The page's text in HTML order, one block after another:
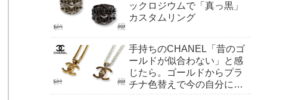
ックロジウムで「真っ黒」
カスタムリング
手持ちのCHANEL「昔のゴ
ールドが似合わない」と感
じたら。ゴールドからプラ
チナ色替えで今の自分に合